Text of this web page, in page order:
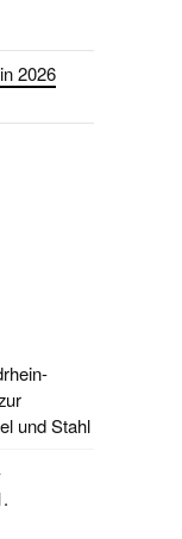
2026
und Stahl